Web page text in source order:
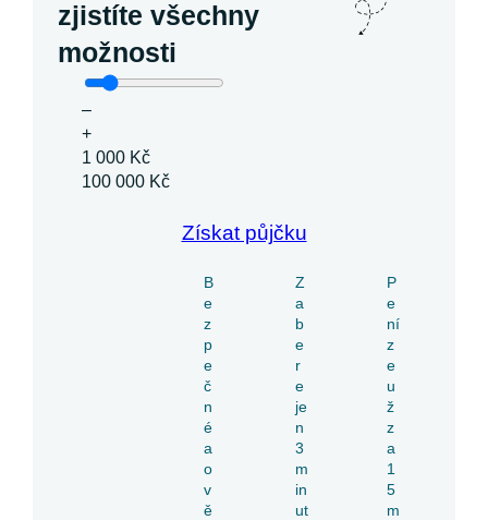
zjistíte všechny
možnosti
–
+
1 000 Kč
100 000 Kč
Získat půjčku
B
e
z
p
e
č
n
é
a
o
v
ě
Z
a
b
e
r
e
je
n
3
m
in
ut
P
e
ní
z
e
u
ž
z
a
1
5
m